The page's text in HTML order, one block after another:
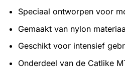
Speciaal ontworpen voor
Gemaakt van nylon
Geschikt voor intensief
Onderdeel van de Catlike